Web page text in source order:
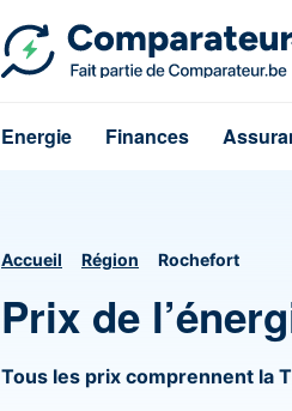
Energie Finances
Accueil Région Rochefort
Prix de
Tous les prix comprennent la